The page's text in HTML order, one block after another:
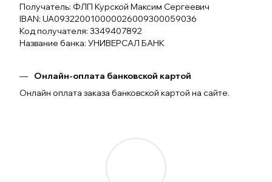
Получатель: ФЛП Курской Максим Сергеевич
IBAN: UA093220010000026009300059036
Код получателя: 3349407892
Название банка: УНИВЕРСАЛ БАНК
Онлайн-оплата банковской картой
Онлайн оплата заказа банковской картой на сайте.